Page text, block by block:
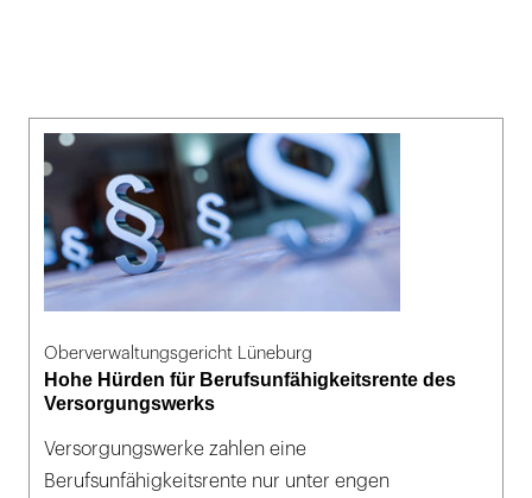
Oberverwaltungsgericht Lüneburg
Hohe Hürden für Berufsunfähigkeitsrente des
Versorgungswerks
Versorgungswerke zahlen eine
Berufsunfähigkeitsrente nur unter engen